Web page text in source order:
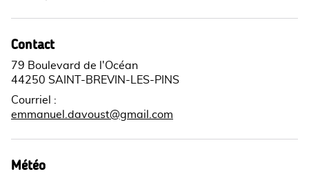
Contact
79 Boulevard de l'Océan
44250 SAINT-BREVIN-LES-PINS
Courriel
:
emmanuel.davoust@gmail.com
Météo